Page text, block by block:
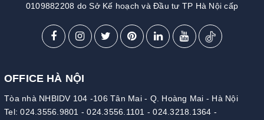
0109882208 do Sở Kế hoạch và Đầu tư TP Hà Nội cấp
OFFICE HÀ NỘI
Tòa nhà NHBIDV 104 -106 Tân Mai - Q. Hoàng Mai - Hà Nội
Tel:024.3556.9801 -024.3556.1101 -024.3218.1364 -